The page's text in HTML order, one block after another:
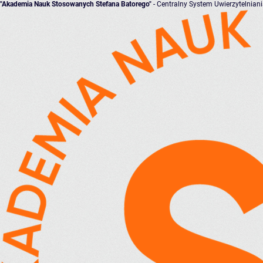
"Akademia Nauk Stosowanych Stefana Batorego" - Centralny System